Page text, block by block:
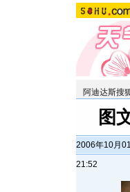
阿迪达斯搜
图
2006年10月
21:52